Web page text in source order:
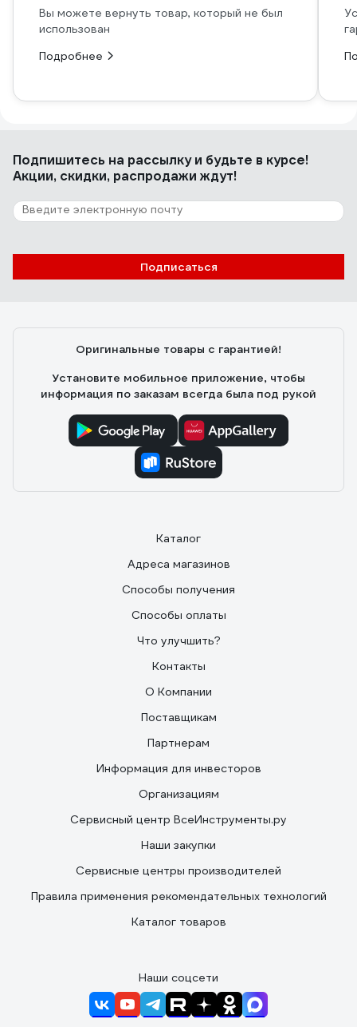
Вы можете вернуть товар, который не был
использован
Подробнее
Подпишитесь на рассылкуи будьте в курсе!
Акции, скидки, распродажи ждут!
Подписаться
Оригинальные товары с гарантией!
Установите мобильное приложение, чтобы
информация по заказам всегда была под рукой
Каталог
Адреса магазинов
Способы получения
Способы оплаты
Что улучшить?
Контакты
О Компании
Поставщикам
Партнерам
Информация для инвесторов
Организациям
Сервисный центр ВсеИнструменты.ру
Наши закупки
Сервисные центры производителей
Правила применения рекомендательных технологий
Каталог товаров
Наши соцсети